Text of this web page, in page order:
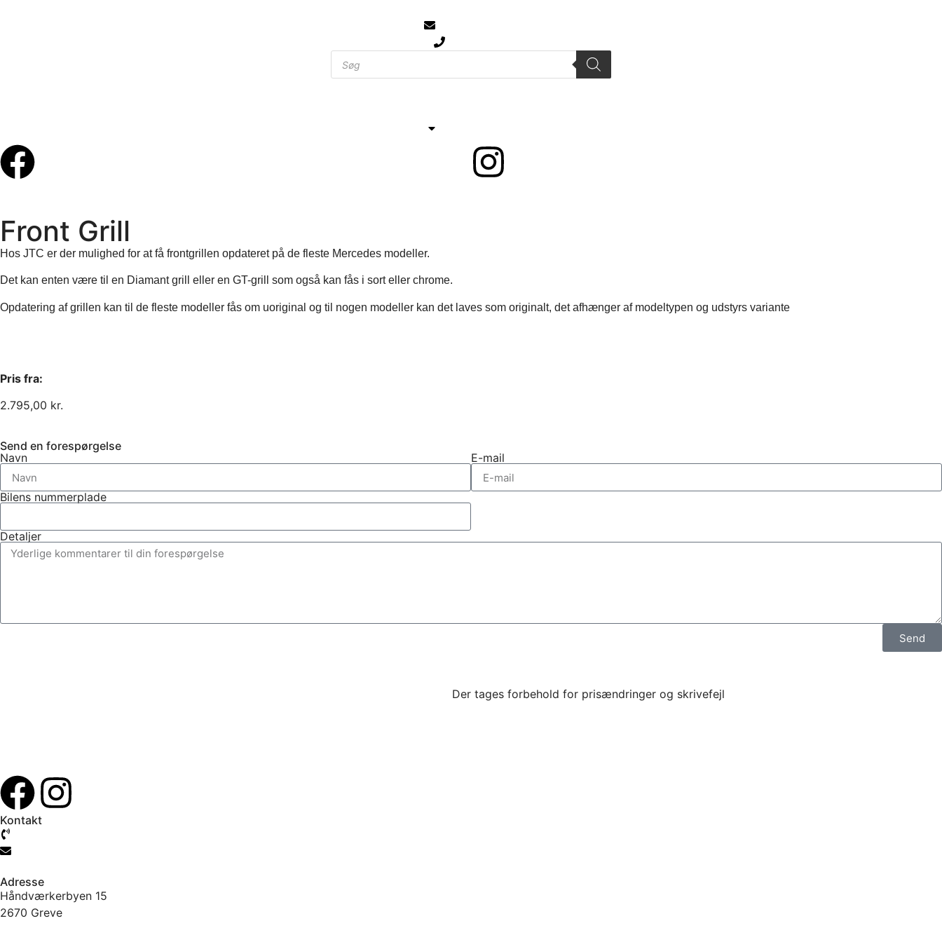
Front Grill
Hos JTC er der mulighed for at få frontgrillen opdateret på de fleste Mercedes modeller.
Det kan enten være til en Diamant grill eller en GT-grill som også kan fås i sort eller chrome.
Opdatering af grillen kan til de fleste modeller fås om uoriginal og til nogen modeller kan det laves som originalt, det afhænger af modeltypen og udstyrs variante
Pris fra:
2.795,00 kr.
Send en forespørgelse
Navn
E-mail
Bilens nummerplade
Detaljer
Send
Der tages forbehold for prisændringer og skrivefejl
Kontakt
Adresse
Håndværkerbyen 15
2670 Greve